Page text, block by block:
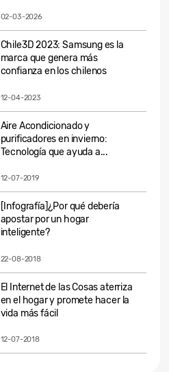
02-03-2026
Chile3D 2023: Samsung es la
marca que genera más
confianza en los chilenos
12-04-2023
Aire Acondicionado y
purificadores en invierno:
Tecnología que ayuda a...
12-07-2019
[Infografía]¿Por qué debería
apostar por un hogar
inteligente?
22-08-2018
El Internet de las Cosas aterriza
en el hogar y promete hacer la
vida más fácil
12-07-2018